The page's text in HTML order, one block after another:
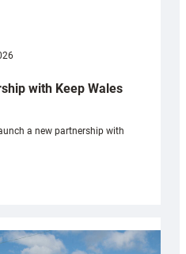
with Keep Wales
a new partnership with